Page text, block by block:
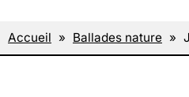
Accueil » Ballades nature »